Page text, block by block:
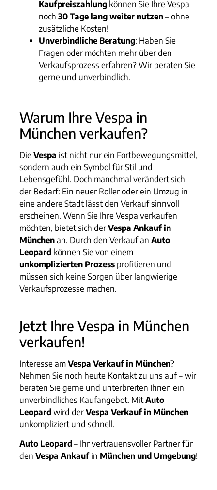
Kaufpreiszahlung können Sie Ihre Vespa
noch 30 Tage lang weiter nutzen– ohne
zusätzliche Kosten!
Unverbindliche Beratung: Haben Sie
Fragen oder möchten mehr über den
Verkaufsprozess erfahren? Wir beraten Sie
gerne und unverbindlich.
Warum Ihre Vespa in
München verkaufen?
Die Vespa ist nicht nur ein Fortbewegungsmittel,
sondern auch ein Symbol für Stil und
Lebensgefühl. Doch manchmal verändert sich
der Bedarf: Ein neuer Roller oder ein Umzug in
eine andere Stadt lässt den Verkauf sinnvoll
erscheinen. Wenn Sie Ihre Vespa verkaufen
möchten, bietet sich derVespa Ankauf in
Münchenan. Durch den Verkauf an Auto
Leopard können Sie von einem
unkomplizierten Prozess profitieren und
müssen sich keine Sorgen über langwierige
Verkaufsprozesse machen.
Jetzt Ihre Vespa in München
verkaufen!
Interesse amVespa Verkauf in München?
Nehmen Sie noch heute Kontakt zu uns auf – wir
beraten Sie gerne und unterbreiten Ihnen ein
unverbindliches Kaufangebot. MitAuto
Leopardwird derVespa Verkauf in München
unkompliziert und schnell.
Auto Leopard– Ihr vertrauensvoller Partner für
den Vespa Ankaufin München und Umgebung!